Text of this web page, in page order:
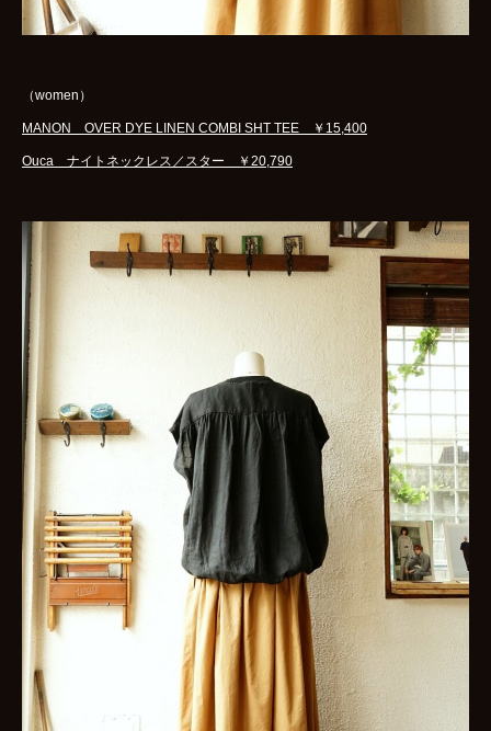
（women）
MANON OVER DYE LINEN COMBI SHT TEE ￥15,400
Ouca ナイトネックレス／スター ￥20,790